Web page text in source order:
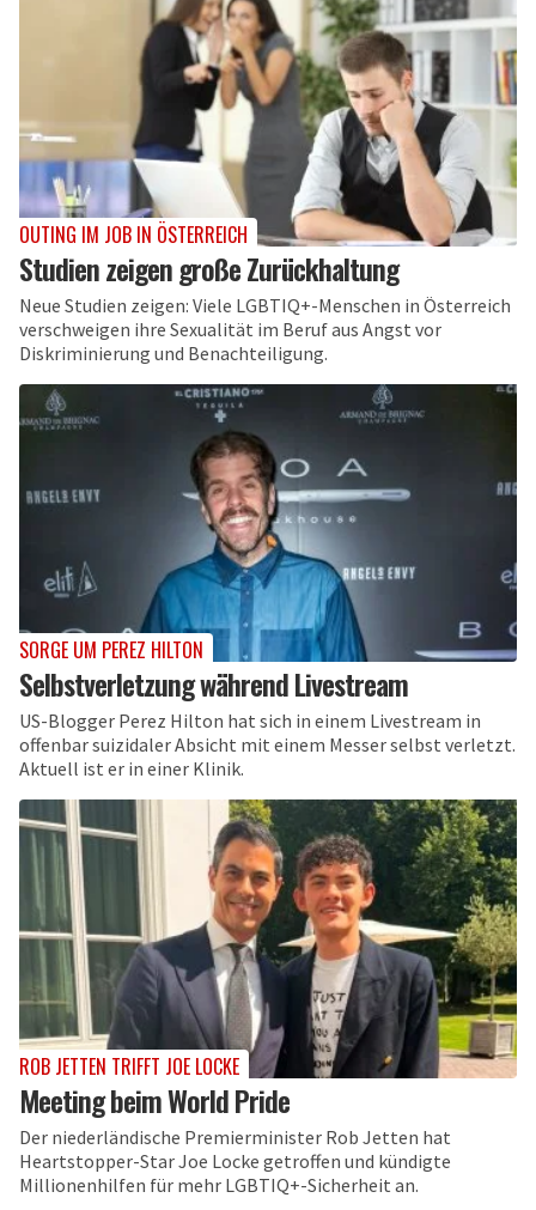
OUTING IM JOB IN ÖSTERREICH
Studien zeigen große Zurückhaltung
Neue Studien zeigen: Viele LGBTIQ+-Menschen in Österreich
verschweigen ihre Sexualität im Beruf aus Angst vor
Diskriminierung und Benachteiligung.
SORGE UM PEREZ HILTON
Selbstverletzung während Livestream
US-Blogger Perez Hilton hat sich in einem Livestream in
offenbar suizidaler Absicht mit einem Messer selbst verletzt.
Aktuell ist er in einer Klinik.
ROB JETTEN TRIFFT JOE LOCKE
Meeting beim World Pride
Der niederländische Premierminister Rob Jetten hat
Heartstopper-Star Joe Locke getroffen und kündigte
Millionenhilfen für mehr LGBTIQ+-Sicherheit an.